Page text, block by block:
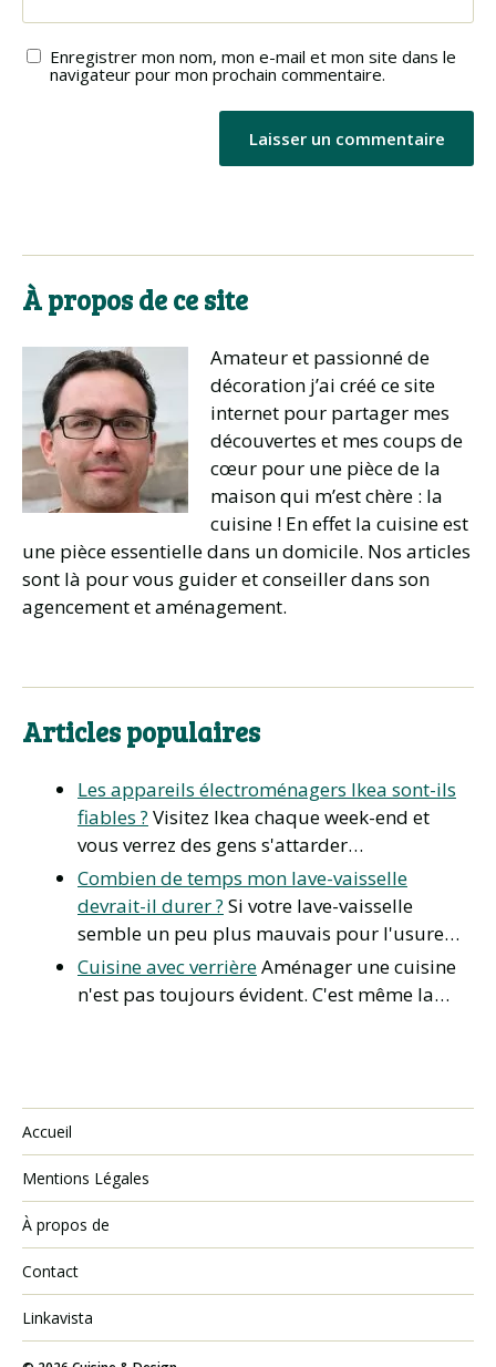
Enregistrer mon nom, mon e-mail et mon site dans le
navigateur pour mon prochain commentaire.
À propos de ce site
Amateur et passionné de
décoration j’ai créé ce site
internet pour partager mes
découvertes et mes coups de
cœur pour une pièce de la
maison qui m’est chère : la
cuisine ! En effet la cuisine est
une pièce essentielle dans un domicile. Nos articles
sont là pour vous guider et conseiller dans son
agencement et aménagement.
Articles populaires
Les appareils électroménagers Ikea sont-ils
fiables ? Visitez Ikea chaque week-end et
vous verrez des gens s'attarder…
Combien de temps mon lave-vaisselle
devrait-il durer ? Si votre lave-vaisselle
semble un peu plus mauvais pour l'usure…
Cuisine avec verrièreAménager une cuisine
n'est pas toujours évident. C'est même la…
Accueil
Mentions Légales
À propos de
Contact
Linkavista